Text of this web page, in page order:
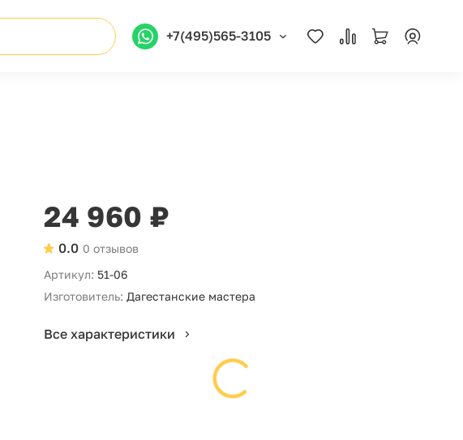
+7(495)565-3105
24 960 ₽
0 отзывов
0.0
Артикул: 51-06
Изготовитель: Дагестанские мастера
Все характеристики